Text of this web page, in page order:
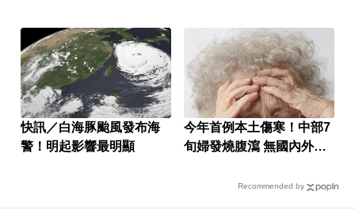
快訊／白海豚颱風發布海
警！明起影響最明顯
今年首例本土傷寒！中部7
旬婦發燒腹瀉 無國內外旅
Recommended by